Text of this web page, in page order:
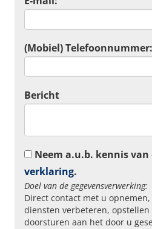
(Mobiel) Telefoonnummer:
Bericht
Neem a.u.b. kennis van
verklaring.
Doel van de gegevensverwerking:
Direct contact met u
diensten verbeteren,
doorsturen aan het door u